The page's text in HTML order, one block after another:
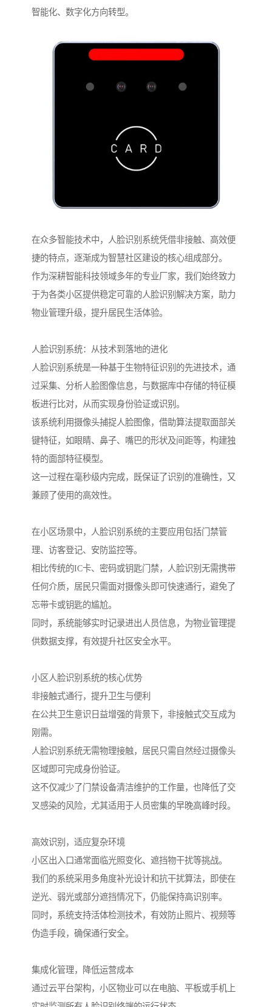
智能化、数字化方向转型。
在众多智能技术中，人脸识别系统凭借非接触、高效便
捷的特点，逐渐成为智慧社区建设的核心组成部分。
作为深耕智能科技领域多年的专业厂家，我们始终致力
于为各类小区提供稳定可靠的人脸识别解决方案，助力
物业管理升级，提升居民生活体验。
人脸识别系统：从技术到落地的进化
人脸识别系统是一种基于生物特征识别的先进技术，通
过采集、分析人脸图像信息，与数据库中存储的特征模
板进行比对，从而实现身份验证或识别。
该系统利用摄像头捕捉人脸图像，借助算法提取面部关
键特征，如眼睛、鼻子、嘴巴的形状及间距等，构建独
特的面部特征模型。
这一过程在毫秒级内完成，既保证了识别的准确性，又
兼顾了使用的高效性。
在小区场景中，人脸识别系统的主要应用包括门禁管
理、访客登记、安防监控等。
相比传统的IC卡、密码或钥匙门禁，人脸识别无需携带
任何介质，居民只需面对摄像头即可快速通行，避免了
忘带卡或钥匙的尴尬。
同时，系统能够实时记录进出人员信息，为物业管理提
供数据支撑，有效提升社区安全水平。
小区人脸识别系统的核心优势
非接触式通行，提升卫生与便利
在公共卫生意识日益增强的背景下，非接触式交互成为
刚需。
人脸识别系统无需物理接触，居民只需自然经过摄像头
区域即可完成身份验证。
这不仅减少了门禁设备清洁维护的工作量，也降低了交
叉感染的风险，尤其适用于人员密集的早晚高峰时段。
高效识别，适应复杂环境
小区出入口通常面临光照变化、遮挡物干扰等挑战。
我们的系统采用多角度补光设计和抗干扰算法，即使在
逆光、弱光或部分遮挡情况下，仍能保持高识别率。
同时，系统支持活体检测技术，有效防止照片、视频等
伪造手段，确保通行安全。
集成化管理，降低运营成本
通过云平台架构，小区物业可以在电脑、平板或手机上